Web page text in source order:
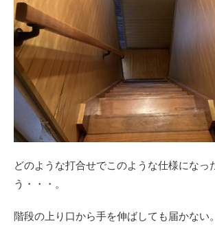
どのような打合せでこのような仕様になっ
う・・・。
階段の上り口から手を伸ばしても届かない。